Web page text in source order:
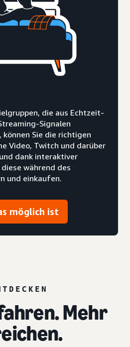
die aus Echtzeit-
Signalen
Sie die richtigen
Video, Twitch und darüber
dank interaktiver
während des
und einkaufen.
möglich ist
Mehr